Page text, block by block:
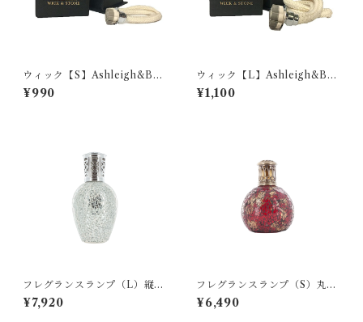
ウィック【S】Ashleigh&Bur
wood
¥990
ウィック【L】Ashleigh&Bur
wood
¥1,100
フレグランスランプ（L）縦型
Ashleigh&Burwood
¥7,920
フレグランスランプ（S）丸
型 Ashleigh&Burwood
¥6,490